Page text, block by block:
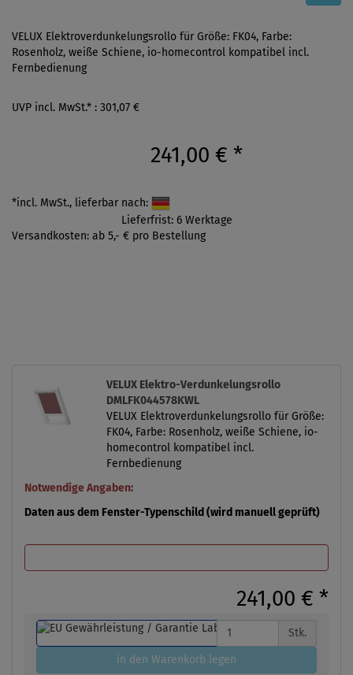
VELUX Elektroverdunkelungsrollo für Größe: FK04, Farbe:
Rosenholz, weiße Schiene, io-homecontrol kompatibel incl.
Fernbedienung
UVP incl. MwSt.* : 301,07 €
241,00 € *
*incl. MwSt., lieferbar nach:
Lieferfrist: 6 Werktage
Versandkosten: ab 5,- € pro Bestellung
VELUX Elektro-Verdunkelungsrollo
DMLFK044578KWL
VELUX Elektroverdunkelungsrollo für Größe:
FK04, Farbe: Rosenholz, weiße Schiene, io-
homecontrol kompatibel incl.
Fernbedienung
Notwendige Angaben:
Daten aus dem Fenster-Typenschild (wird manuell geprüft)
241,00 € *
Stk.
in den Warenkorb legen